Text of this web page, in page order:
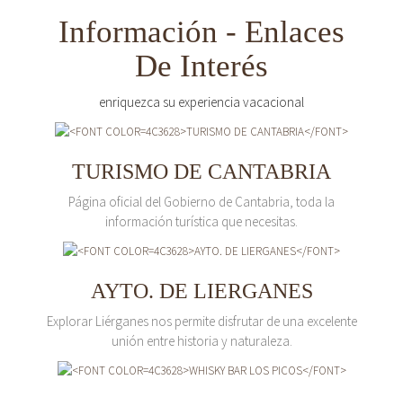
Información - Enlaces
De Interés
enriquezca su experiencia vacacional
TURISMO DE CANTABRIA
Página oficial del Gobierno de Cantabria, toda la
información turística que necesitas.
AYTO. DE LIERGANES
Explorar Liérganes nos permite disfrutar de una excelente
unión entre historia y naturaleza.